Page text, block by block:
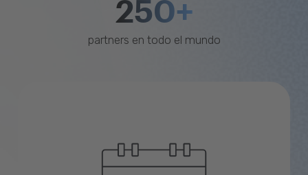
250+
partners en todo el mundo